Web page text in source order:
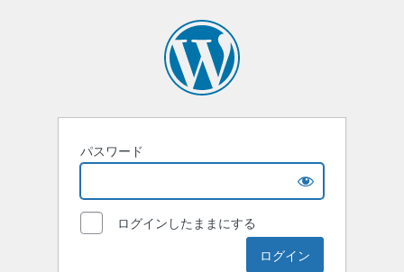
パスワード
ログインしたままにする